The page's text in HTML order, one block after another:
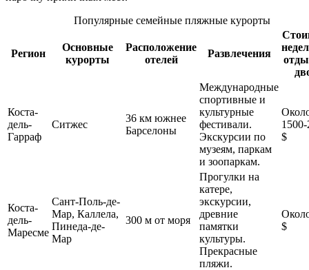
Популярные семейные пляжные курорты
Регион
Основные
курорты
Расположение
отелей
Развлечения
Коста-
дель-
Гарраф
Ситжес
36 км южнее
Барселоны
Международные
спортивные и
культурные
фестивали.
Экскурсии по
музеям, паркам
и зоопаркам.
$
Коста-
дель-
Маресме
Сант-Поль-де-
Мар, Каллела,
Пинеда-де-
Мар
300 м от моря
Прогулки на
катере,
экскурсии,
древние
памятки
культуры.
Прекрасные
пляжи.
$